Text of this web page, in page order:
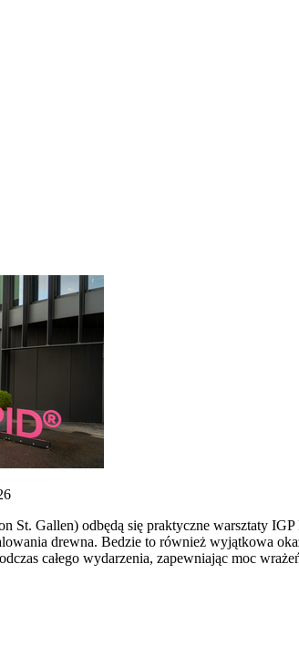
St. Gallen) odbędą się praktyczne warsztaty
drewna. Bedzie to również wyjątkowa
całego wydarzenia, zapewniając moc